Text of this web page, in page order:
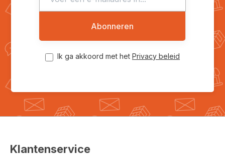
Abonneren
Ik ga akkoord met het Privacy beleid
Klantenservice